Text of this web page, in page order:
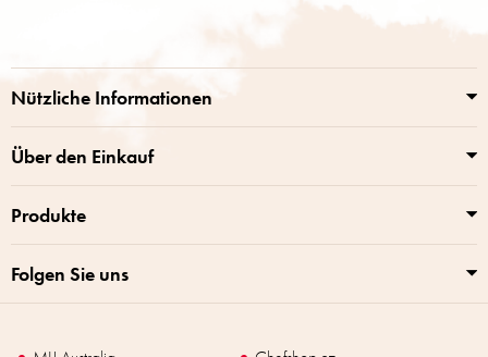
Nützliche Informationen
Über den Einkauf
Produkte
Folgen Sie uns